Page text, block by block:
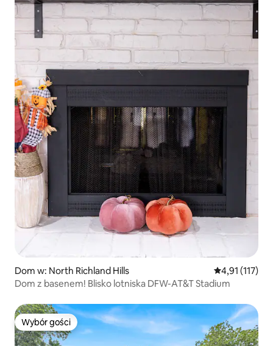
Dom w: North Richland Hills Średnia
4,91 (117)
Dom z basenem! Blisko lotniska DFW-AT&T Stadium
Wybór gości
Wybór gości